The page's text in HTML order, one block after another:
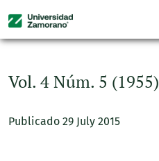
Vol. 4 Núm. 5 (1955)
Publicado 29 July 2015